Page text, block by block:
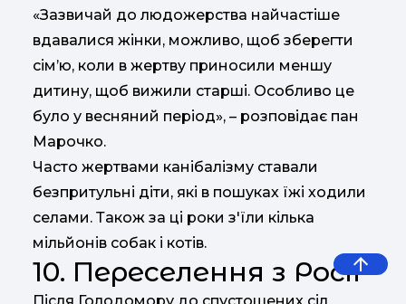
«Зазвичай до людожерства найчастіше
вдавалися жінки, можливо, щоб зберегти
сім’ю, коли в жертву приносили меншу
дитину, щоб вижили старші. Особливо це
було у весняний період», – розповідає пан
Марочко.
Часто жертвами канібалізму ставали
безпритульні діти, які в пошуках їжі ходили
селами. Також за ці роки з'їли кілька
мільйонів собак і котів.
10. Переселення з Росії